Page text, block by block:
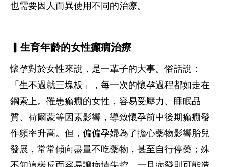
也需要因人而異使用不同的治療。
▎生育年齡的女性癲癇治療
懷孕對於女性來說，是一輩子的大事。俗話說：
「生不過就三塊板」，每一次的懷孕過程都如走在
鋼索上。罹患癲癇的女性，容易受壓力、睡眠品
質、荷爾蒙等因素影響，導致懷孕前中後期癲癇發
作頻率升高。但，偏偏孕婦為了擔心藥物影響胎兒
發展，常常傾向盡量不吃藥物，甚至自行停藥；殊